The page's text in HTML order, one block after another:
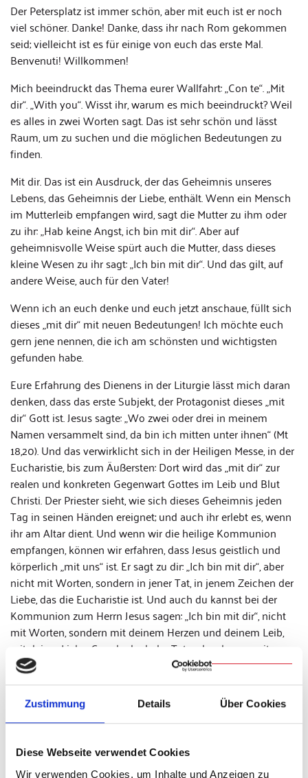
Zustimmung Details Über Cookies
Diese Webseite verwendet Cookies
Wir verwenden Cookies, um Inhalte und Anzeigen zu
Der Petersplatz ist immer schön, aber mit euch ist er noch
viel schöner. Danke! Danke, dass ihr nach Rom gekommen
seid; vielleicht ist es für einige von euch das erste Mal.
Benvenuti! Willkommen!
Mich beeindruckt das Thema eurer Wallfahrt: „Con te“. „Mit
dir“. „With you“. Wisst ihr, warum es mich beeindruckt? Weil
es alles in zwei Worten sagt. Das ist sehr schön und lässt
Raum, um zu suchen und die möglichen Bedeutungen zu
finden.
Mit dir. Das ist ein Ausdruck, der das Geheimnis unseres
Lebens, das Geheimnis der Liebe, enthält. Wenn ein Mensch
im Mutterleib empfangen wird, sagt die Mutter zu ihm oder
zu ihr: „Hab keine Angst, ich bin mit dir“. Aber auf
geheimnisvolle Weise spürt auch die Mutter, dass dieses
kleine Wesen zu ihr sagt: „Ich bin mit dir“. Und das gilt, auf
andere Weise, auch für den Vater!
Wenn ich an euch denke und euch jetzt anschaue, füllt sich
dieses „mit dir“ mit neuen Bedeutungen! Ich möchte euch
gern jene nennen, die ich am schönsten und wichtigsten
gefunden habe.
Eure Erfahrung des Dienens in der Liturgie lässt mich daran
denken, dass das erste Subjekt, der Protagonist dieses „mit
dir“ Gott ist. Jesus sagte: „Wo zwei oder drei in meinem
Namen versammelt sind, da bin ich mitten unter ihnen“ (Mt
18,20). Und das verwirklicht sich in der Heiligen Messe, in der
Eucharistie, bis zum Äußersten: Dort wird das „mit dir“ zur
realen und konkreten Gegenwart Gottes im Leib und Blut
Christi. Der Priester sieht, wie sich dieses Geheimnis jeden
Tag in seinen Händen ereignet; und auch ihr erlebt es, wenn
ihr am Altar dient. Und wenn wir die heilige Kommunion
empfangen, können wir erfahren, dass Jesus geistlich und
körperlich „mit uns“ ist. Er sagt zu dir: „Ich bin mit dir“, aber
nicht mit Worten, sondern in jener Tat, in jenem Zeichen der
Liebe, das die Eucharistie ist. Und auch du kannst bei der
Kommunion zum Herrn Jesus sagen: „Ich bin mit dir“, nicht
mit Worten, sondern mit deinem Herzen und deinem Leib,
mit deiner Liebe. Gerade dank der Tatsache, dass er mit uns
ist, können auch wir wirklich mit ihm sein.
Ich hoffe, dass ich mich verständlich machen kann: Das „mit
dir“ Jesu wird dank seiner Liebe zu meinem, zu deinem, zu
Auf diese Weise können wir sein Gebot erfüllen: „Liebt